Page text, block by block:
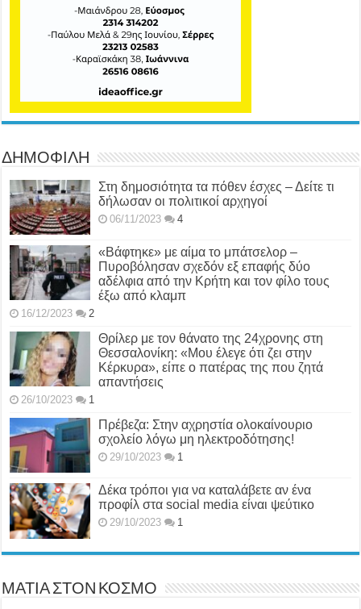
ΔΗΜΟΦΙΛΗ
Στη δημοσιότητα τα πόθεν έσχες – Δείτε τι
δήλωσαν οι πολιτικοί αρχηγοί
06/11/2023 4
«Βάφτηκε» με αίμα το μπάτσελορ –
Πυροβόλησαν σχεδόν εξ επαφής δύο
αδέλφια από την Κρήτη και τον φίλο τους
έξω από κλαμπ
16/12/2023 2
Θρίλερ με τον θάνατο της 24χρονης στη
Θεσσαλονίκη: «Μου έλεγε ότι ζει στην
Κέρκυρα», είπε ο πατέρας της που ζητά
απαντήσεις
26/10/2023 1
Πρέβεζα: Στην αχρηστία ολοκαίνουριο
σχολείο λόγω μη ηλεκτροδότησης!
29/10/2023 1
Δέκα τρόποι για να καταλάβετε αν ένα
προφίλ στα social media είναι ψεύτικο
29/10/2023 1
ΜΑΤΙΑ ΣΤΟΝ ΚΟΣΜΟ